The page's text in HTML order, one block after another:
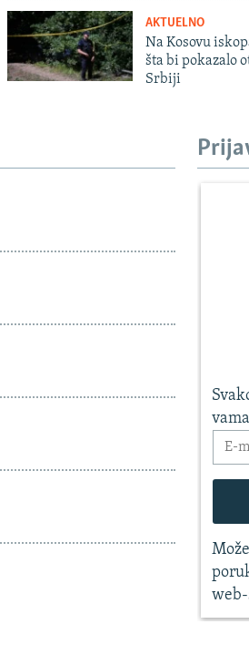
AKTUELNO
Na Kosovu
šta bi pokazalo
Srbiji